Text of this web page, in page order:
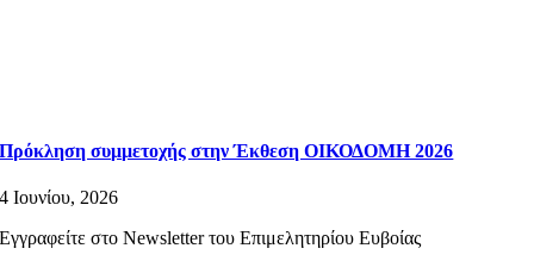
Πρόκληση συμμετοχής στην Έκθεση ΟΙΚΟΔΟΜΗ 2026
4 Ιουνίου, 2026
Εγγραφείτε στο Newsletter του Επιμελητηρίου Ευβοίας